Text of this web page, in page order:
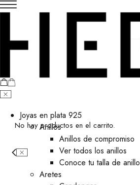
No hay productos en el carrito.
Joyas en plata 925
Anillos
Anillos de compromiso
Ver todos los anillos
Conoce tu talla de anillo
Aretes